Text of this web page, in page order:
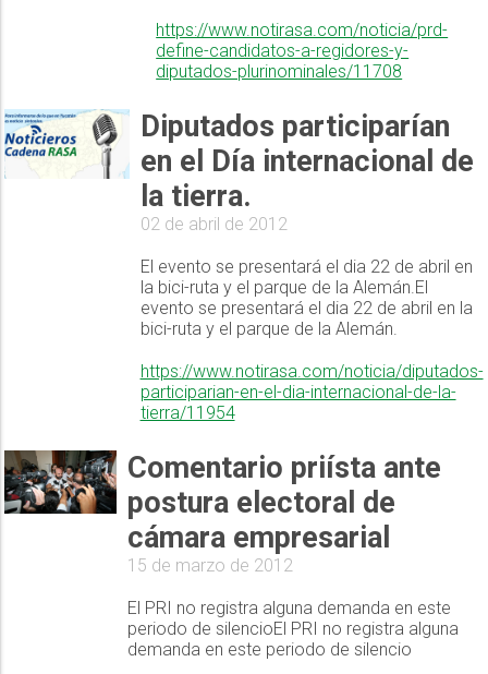
https://www.notirasa.com/noticia/prd-
define-candidatos-a-regidores-y-
diputados-plurinominales/11708
Diputados participarían
en el Día internacional de
la tierra.
02 de abril de 2012
El evento se presentará el dia 22 de abril en
la bici-ruta y el parque de la Alemán.El
evento se presentará el dia 22 de abril en la
bici-ruta y el parque de la Alemán.
https://www.notirasa.com/noticia/diputados-
participarian-en-el-dia-internacional-de-la-
tierra/11954
Comentario priísta ante
postura electoral de
cámara empresarial
15 de marzo de 2012
El PRI no registra alguna demanda en este
periodo de silencioEl PRI no registra alguna
demanda en este periodo de silencio